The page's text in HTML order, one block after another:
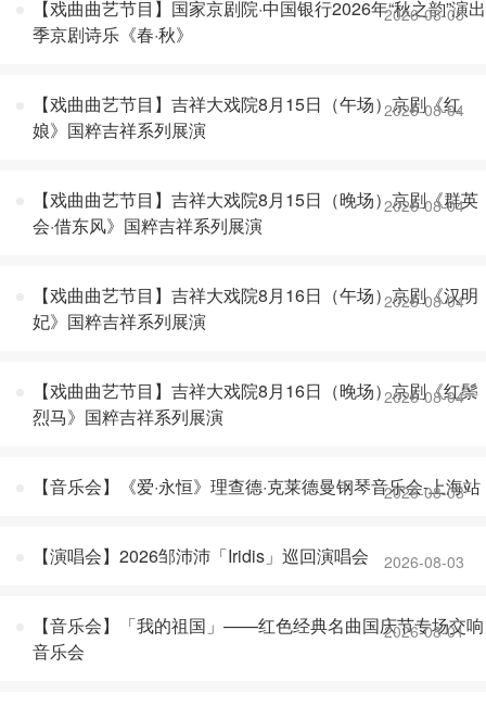
【戏曲曲艺节目】国家京剧院·中国银行2026年“秋之韵”演出
季京剧诗乐《春·秋》
2026-08-05
【戏曲曲艺节目】吉祥大戏院8月15日（午场）京剧《红
娘》国粹吉祥系列展演
2026-08-04
【戏曲曲艺节目】吉祥大戏院8月15日（晚场）京剧《群英
会·借东风》国粹吉祥系列展演
2026-08-04
【戏曲曲艺节目】吉祥大戏院8月16日（午场）京剧《汉明
妃》国粹吉祥系列展演
2026-08-04
【戏曲曲艺节目】吉祥大戏院8月16日（晚场）京剧《红鬃
烈马》国粹吉祥系列展演
2026-08-04
【音乐会】《爱·永恒》理查德·克莱德曼钢琴音乐会-上海站
2026-08-03
【演唱会】2026邹沛沛「Iridis」巡回演唱会 2026-08-03
【音乐会】「我的祖国」——红色经典名曲国庆节专场交响
音乐会
2026-08-01